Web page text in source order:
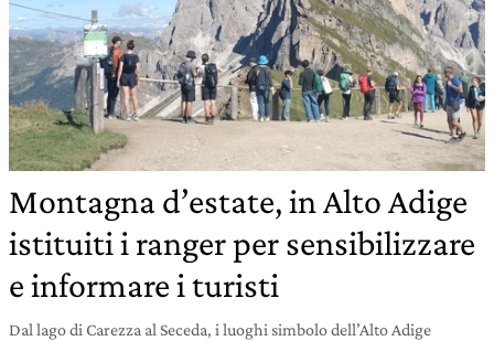
Montagna d’estate, in Alto Adige
istituiti i ranger per sensibilizzare
e informare i turisti
Dal lago di Carezza al Seceda, i luoghi simbolo dell’Alto Adige